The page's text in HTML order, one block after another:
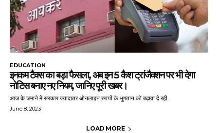
EDUCATION
इनकम टैक्स का बड़ा फैसला, अब इन 5 कैश ट्रांजैक्शन पर भी देगा
नोटिस बनाए नए नियम, जानिए पूरी खबर।
आज के जमाने में सरकार ज्यादातर ऑनलाइन रुपयों के भुगतान को बढ़ावा दे रही...
June 8, 2023
LOAD MORE